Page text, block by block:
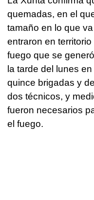
quemadas, en el
tamaño en lo que
entraron en
fuego que se
la tarde del lunes en
quince brigadas y
dos técnicos, y
fueron necesarios
el fuego.